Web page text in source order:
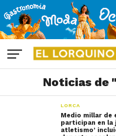
Noticias de
LORCA
Medio millar de
participan en la
atletismo’